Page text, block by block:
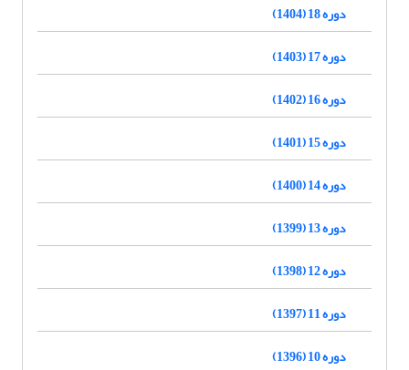
دوره 18 (1404)
دوره 17 (1403)
دوره 16 (1402)
دوره 15 (1401)
دوره 14 (1400)
دوره 13 (1399)
دوره 12 (1398)
دوره 11 (1397)
دوره 10 (1396)